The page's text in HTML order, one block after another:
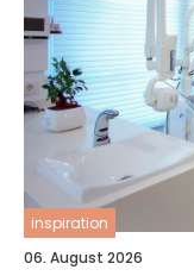
inspiration
06. August 2026